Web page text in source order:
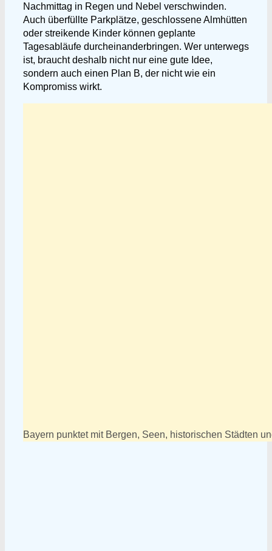
Nachmittag in Regen und Nebel verschwinden.
Auch überfüllte Parkplätze, geschlossene Almhütten
oder streikende Kinder können geplante
Tagesabläufe durcheinanderbringen. Wer unterwegs
ist, braucht deshalb nicht nur eine gute Idee,
sondern auch einen Plan B, der nicht wie ein
Kompromiss wirkt.
Bayern punktet mit Bergen, Seen, historischen Städten